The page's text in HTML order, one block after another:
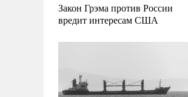
Закон Грэма против России
вредит интересам США